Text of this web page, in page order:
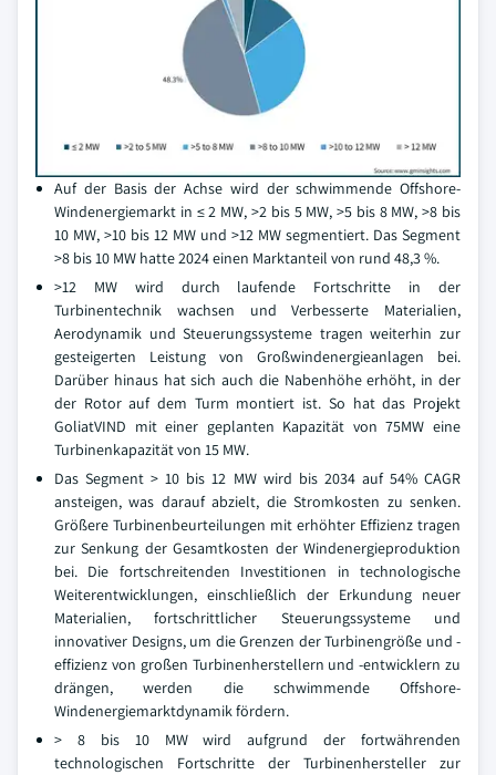
Auf der Basis der Achse wird der schwimmende Offshore-
Windenergiemarkt in ≤ 2 MW, >2 bis 5 MW, >5 bis 8 MW, >8 bis
10 MW, >10 bis 12 MW und >12 MW segmentiert. Das Segment
>8 bis 10 MW hatte 2024 einen Marktanteil von rund 48,3 %.
>12 MW wird durch laufende Fortschritte in der
Turbinentechnik wachsen und Verbesserte Materialien,
Aerodynamik und Steuerungssysteme tragen weiterhin zur
gesteigerten Leistung von Großwindenergieanlagen bei.
Darüber hinaus hat sich auch die Nabenhöhe erhöht, in der
der Rotor auf dem Turm montiert ist. So hat das Projekt
GoliatVIND mit einer geplanten Kapazität von 75MW eine
Turbinenkapazität von 15 MW.
Das Segment > 10 bis 12 MW wird bis 2034 auf 54% CAGR
ansteigen, was darauf abzielt, die Stromkosten zu senken.
Größere Turbinenbeurteilungen mit erhöhter Effizienz tragen
zur Senkung der Gesamtkosten der Windenergieproduktion
bei. Die fortschreitenden Investitionen in technologische
Weiterentwicklungen, einschließlich der Erkundung neuer
Materialien, fortschrittlicher Steuerungssysteme und
innovativer Designs, um die Grenzen der Turbinengröße und -
effizienz von großen Turbinenherstellern und -entwicklern zu
drängen, werden die schwimmende Offshore-
Windenergiemarktdynamik fördern.
> 8 bis 10 MW wird aufgrund der fortwährenden
technologischen Fortschritte der Turbinenhersteller zur